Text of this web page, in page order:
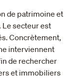
de patrimoine et
Le secteur est
Concrètement,
interviennent
de rechercher
et immobiliers